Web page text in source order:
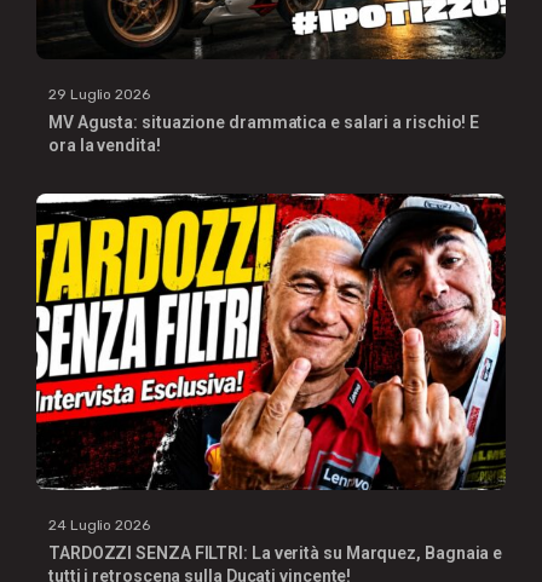
29 Luglio 2026
MV Agusta: situazione drammatica e salari a rischio! E
ora la vendita!
24 Luglio 2026
TARDOZZI SENZA FILTRI: La verità su Marquez, Bagnaia e
tutti i retroscena sulla Ducati vincente!